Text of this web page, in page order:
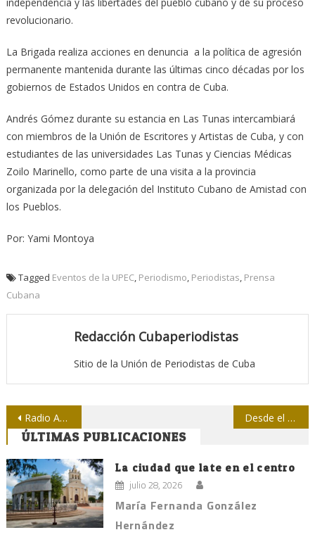
revolucionario.
La Brigada realiza acciones en denuncia a la política de agresión
permanente mantenida durante las últimas cinco décadas por los
gobiernos de Estados Unidos en contra de Cuba.
Andrés Gómez durante su estancia en Las Tunas intercambiará
con miembros de la Unión de Escritores y Artistas de Cuba, y con
estudiantes de las universidades Las Tunas y Ciencias Médicas
Zoilo Marinello, como parte de una visita a la provincia
organizada por la delegación del Instituto Cubano de Amistad con
los Pueblos.
Por: Yami Montoya
Tagged Eventos de la UPEC, Periodismo, Periodistas, Prensa
Cubana
Redacción Cubaperiodistas
Sitio de la Unión de Periodistas de Cuba
Navegación
de
entradas
Radio Avileña a tono con acuerdos del Congreso del Partido Desde el norte… por Cuba y para Cuba
ÚLTIMAS PUBLICACIONES
La ciudad que late en el centro
julio 28, 2026
María Fernanda González
Hernández